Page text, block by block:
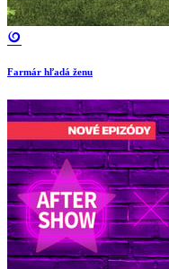
Farmár hľadá ženu